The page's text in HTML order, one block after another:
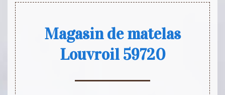
Magasin de matelas
Louvroil 59720